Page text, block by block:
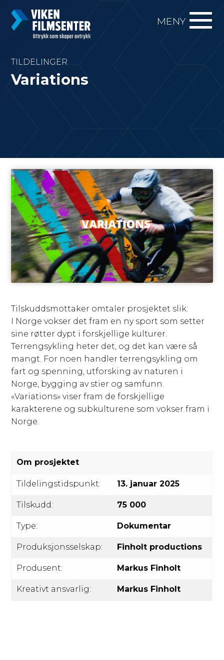
MENY
TILDELINGER
Variations
Tilskuddsmottaker omtaler prosjektet slik:
I Norge vokser det fram en ny sport som setter
sine røtter dypt i forskjellige kulturer.
Terrengsykling heter det, og det kan være så
mangt. For noen handler terrengsykling om
fart og spenning, utforsking av naturen i
Norge, bygging av stier og samfunn.
«Variations» viser fram de forskjellige
karakterene og subkulturene som vokser fram i
Norge.
Om prosjektet
Tildelingstidspunkt: 13. januar 2025
Tilskudd: 75 000
Type: Dokumentar
Produksjonsselskap: Finholt productions
Produsent: Markus Finholt
Kreativt ansvarlig: Markus Finholt